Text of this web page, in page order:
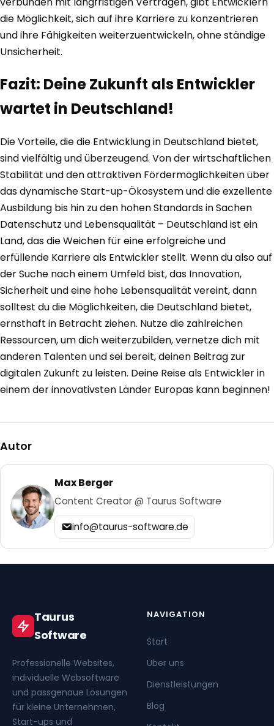
die Möglichkeit, sich auf ihre Karriere zu konzentrieren
und ihre Fähigkeiten weiterzuentwickeln, ohne ständige
Unsicherheit.
Fazit: Deine Zukunft als Entwickler
wartet in Deutschland!
Die Vorteile, die die Entwicklung in Deutschland bietet,
sind vielfältig und überzeugend. Von der wirtschaftlichen
Stabilität und den attraktiven Fördermöglichkeiten über
das dynamische Start-up-Ökosystem und die exzellente
Ausbildung bis hin zu den hohen Standards in Sachen
Datenschutz und Lebensqualität – Deutschland ist ein
Land, das die Weichen für eine erfolgreiche und
erfüllende Karriere als Entwickler stellt. Wenn du also auf
der Suche nach einem Umfeld bist, das Innovation,
Sicherheit und eine hohe Lebensqualität vereint, dann
solltest du die Möglichkeiten, die Deutschland bietet,
ernsthaft in Betracht ziehen. Nutze die zahlreichen
Ressourcen, um dich weiterzubilden, vernetze dich mit
anderen Talenten und sei bereit, deinen Beitrag zur
digitalen Zukunft zu leisten. Deine Reise als Entwickler in
einem der innovativsten Länder Europas kann beginnen!
Autor
Max Berger
Content Creator @ Taurus Software
info@taurus-software.de
Taurus
Software
Professionelle Websites,
individuelle Websoftware
und passgenaue Lösungen
für kleine Unternehmen,
Start-ups und
NAVIGATION
Start
Über uns
Dienstleistungen
Blog